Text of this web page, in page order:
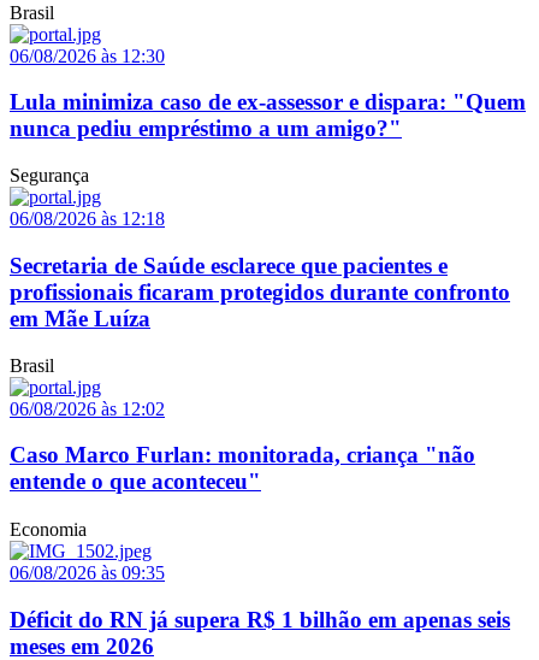
Brasil
06/08/2026 às 12:30
Lula minimiza caso de ex-assessor e dispara: "Quem
nunca pediu empréstimo a um amigo?"
Segurança
06/08/2026 às 12:18
Secretaria de Saúde esclarece que pacientes e
profissionais ficaram protegidos durante confronto
em Mãe Luíza
Brasil
06/08/2026 às 12:02
Caso Marco Furlan: monitorada, criança "não
entende o que aconteceu"
Economia
06/08/2026 às 09:35
Déficit do RN já supera R$ 1 bilhão em apenas seis
meses em 2026